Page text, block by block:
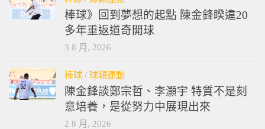
棒球》回到夢想的起點 陳金鋒睽違20
多年重返道奇開球
3 8 月, 2026
棒球 / 球類運動
陳金鋒談鄭宗哲、李灝宇 特質不是刻
意培養，是從努力中展現出來
2 8 月, 2026